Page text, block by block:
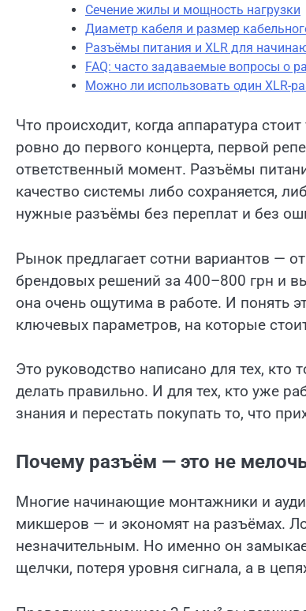
Сечение жилы и мощность нагрузки
Диаметр кабеля и размер
Разъёмы питания и XLR для
FAQ: часто задаваемые вопросы о
Можно ли использовать один XLR-
Что происходит, когда аппаратура
ровно до первого концерта, первой
ответственный момент. Разъёмы
качество системы либо сохраняется,
нужные разъёмы без переплат и без
Рынок предлагает сотни вариантов —
брендовых решений за 400–800 грн и
она очень ощутима в работе. И понять
ключевых параметров, на которые
Это руководство написано для тех, кто
делать правильно. И для тех, кто уже
знания и перестать покупать то, что
Почему разъём — это не
Многие начинающие монтажники и
микшеров — и экономят на разъёмах.
незначительным. Но именно он
щелчки, потеря уровня сигнала, а в